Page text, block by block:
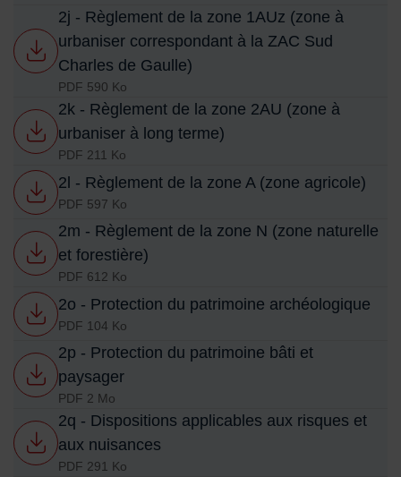
2j - Règlement de la zone 1AUz (zone à
urbaniser correspondant à la ZAC Sud
Charles de Gaulle)
PDF 590 Ko
2k - Règlement de la zone 2AU (zone à
urbaniser à long terme)
PDF 211 Ko
2l - Règlement de la zone A (zone agricole)
PDF 597 Ko
2m - Règlement de la zone N (zone naturelle
et forestière)
PDF 612 Ko
2o - Protection du patrimoine archéologique
PDF 104 Ko
2p - Protection du patrimoine bâti et
paysager
PDF 2 Mo
2q - Dispositions applicables aux risques et
aux nuisances
PDF 291 Ko